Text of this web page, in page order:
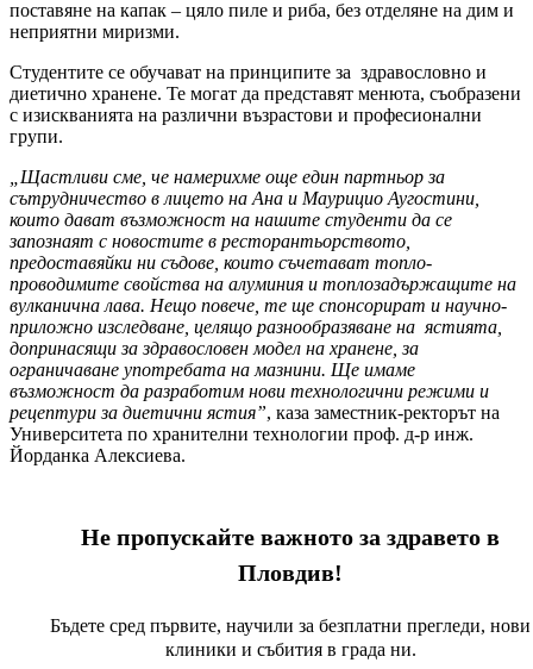
поставяне на капак – цяло пиле и риба, без отделяне на дим и
неприятни миризми.
Студентите се обучават на принципите за здравословно и
диетично хранене. Те могат да представят менюта, съобразени
с изискванията на различни възрастови и професионални
групи.
„Щастливи сме, че намерихме още един партньор за
сътрудничество в лицето на Ана и Маурицио Аугостини,
които дават възможност на нашите студенти да се
запознаят с новостите в ресторантьорството,
предоставяйки ни съдове, които съчетават топло­
проводимите свойства на алуминия и топлозадържащите на
вулканична лава. Нещо повече, те ще спонсорират и научно-
приложно изследване, целящо разнообразяване на ястията,
допринасящи за здравословен модел на хранене, за
ограничаване употребата на мазнини. Ще имаме
възможност да разработим нови технологични режими и
рецептури за диетични ястия”, каза заместник-ректорът на
Университета по хранителни технологии проф. д-р инж.
Йорданка Алексиева.
Не пропускайте важното за здравето в
Пловдив!
Бъдете сред първите, научили за безплатни прегледи, нови
клиники и събития в града ни.